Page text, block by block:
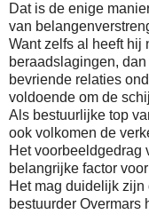
Dat is de enige
van
Want zelfs al heeft hij
beraadslagingen,
bevriende relaties
voldoende om de
Als bestuurlijke top
ook volkomen de
Het voorbeeldgedrag
belangrijke factor
Het mag duidelijk
bestuurder Overmars